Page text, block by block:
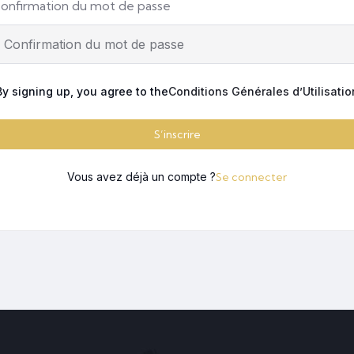
du mot de passe
signing up, you agree to theConditions Générales
S’inscrire
Vous avez déjà un compte ?Se connecter